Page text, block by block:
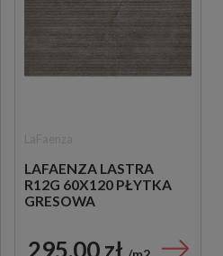
LAFAENZA LASTRA
R12G 60X120 PŁYTKA
GRESOWA
295,00 zł